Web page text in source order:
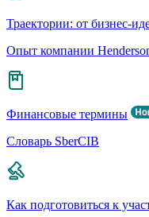
Траектории: от бизнес-
Опыт компании
Финансовые термины
Словарь SberCIB
Как подготовиться к